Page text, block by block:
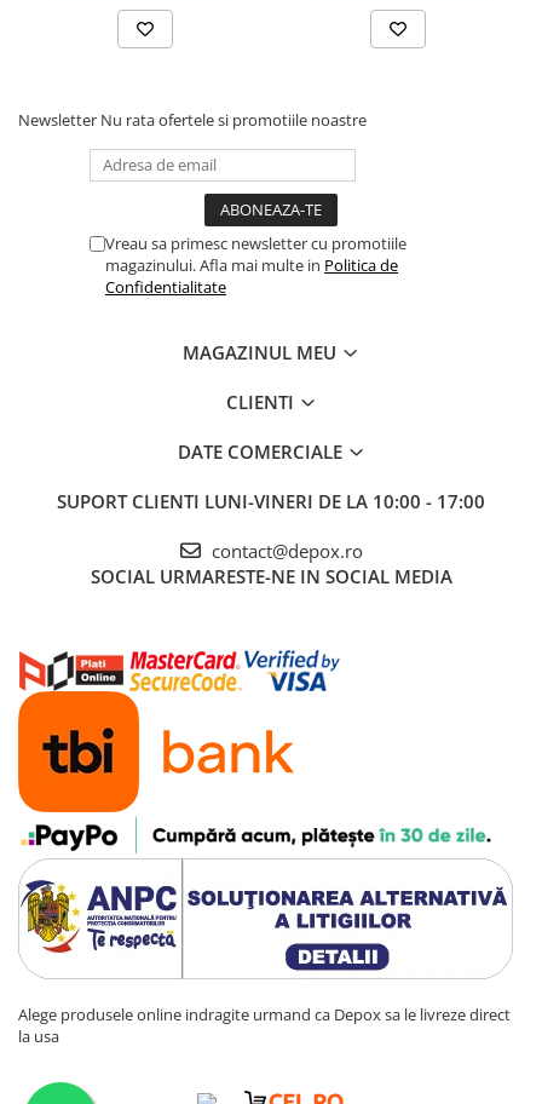
Newsletter Nu rata ofertele si promotiile noastre
Vreau sa primesc newsletter cu promotiile
magazinului. Afla mai multe in Politica de
Confidentialitate
MAGAZINUL MEU
CLIENTI
DATE COMERCIALE
SUPORT CLIENTI LUNI-VINERI DE LA 10:00 - 17:00
contact@depox.ro
SOCIAL URMARESTE-NE IN SOCIAL MEDIA
Alege produsele online indragite urmand ca Depox sa le livreze direct
la usa